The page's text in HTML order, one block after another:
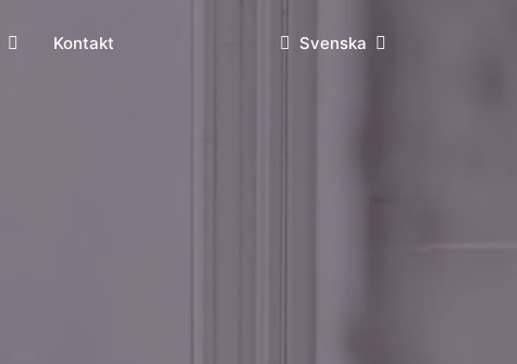
Kontakt Svenska